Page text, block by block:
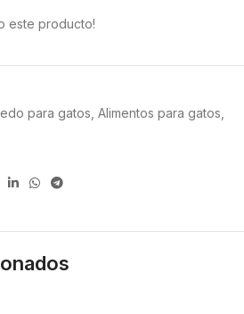
este producto!
para gatos Alimentos para gatos